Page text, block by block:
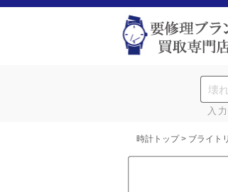
入
時計トップ > ブライト